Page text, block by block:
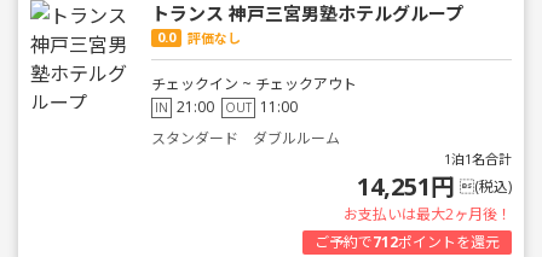
トランス 神戸三宮男塾ホテルグループ
0.0 評価なし
チェックイン ~ チェックアウト
IN 21:00 OUT 11:00
スタンダード ダブルルーム
1泊1名合計
14,251円 (税込)
お支払いは最大2ヶ月後！
ご予約で712ポイントを還元